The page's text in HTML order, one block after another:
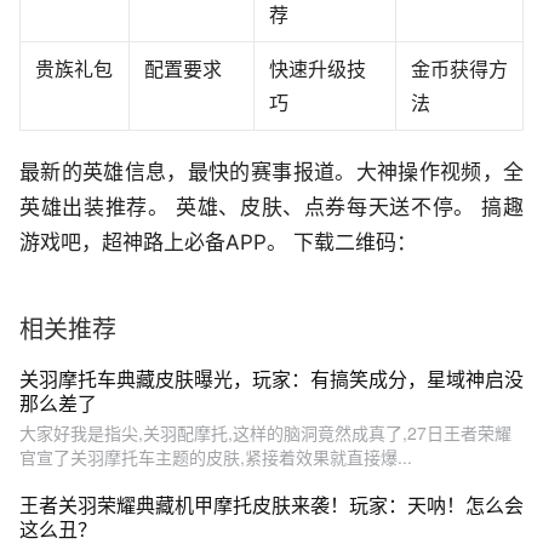
荐
贵族礼包 配置要求
快速升级技
巧
金币获得方
法
最新的英雄信息，最快的赛事报道。大神操作视频，全
英雄出装推荐。 英雄、皮肤、点券每天送不停。 搞趣
游戏吧，超神路上必备APP。 下载二维码：
相关推荐
关羽摩托车典藏皮肤曝光，玩家：有搞笑成分，星域神启没
那么差了
大家好我是指尖,关羽配摩托,这样的脑洞竟然成真了,27日王者荣耀
官宣了关羽摩托车主题的皮肤,紧接着效果就直接爆...
王者关羽荣耀典藏机甲摩托皮肤来袭！玩家：天呐！怎么会
这么丑？